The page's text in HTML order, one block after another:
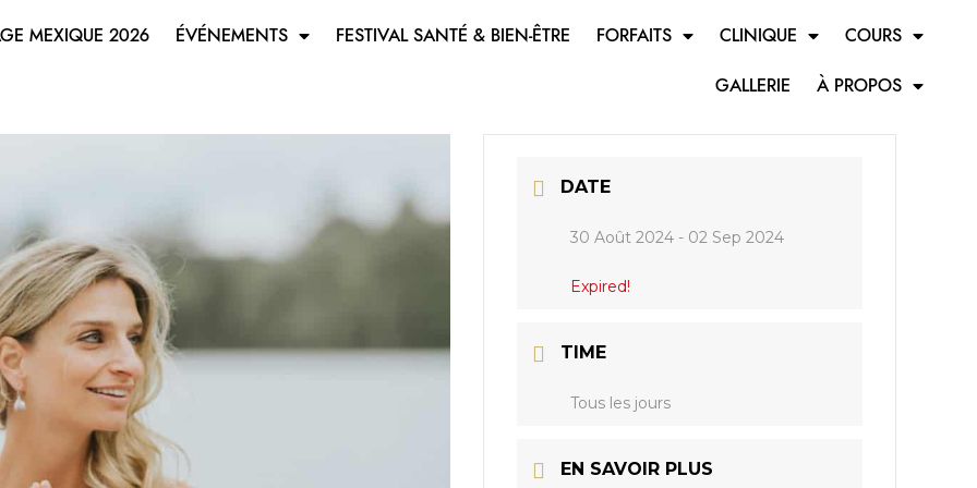
MEXIQUE 2026 ÉVÉNEMENTS FESTIVAL SANTÉ & BIEN-ÊTRE FORFAITS CLINIQUE COURS
GALLERIE À PROPOS
DATE
30 Août 2024 - 02 Sep 2024
Expired!
TIME
Tous les jours
EN SAVOIR PLUS